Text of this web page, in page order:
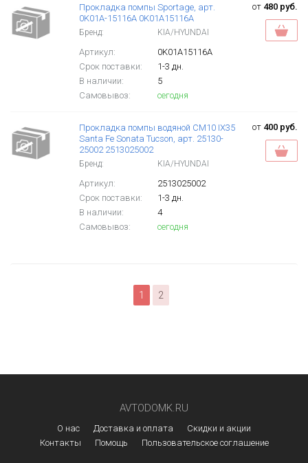
Прокладка помпы Sportage, арт.
0K01A-15116A 0K01A15116A
Бренд: KIA/HYUNDAI
Артикул:
0K01A15116A
Срок поставки:
1-3 дн.
В наличии:
5
Самовывоз:
сегодня
от 480 руб.
Прокладка помпы водяной CM10 IX35
Santa Fe Sonata Tucson, арт. 25130-
25002 2513025002
Бренд: KIA/HYUNDAI
Артикул:
2513025002
Срок поставки:
1-3 дн.
В наличии:
4
Самовывоз:
сегодня
от 400 руб.
1 2
AVTODOMK.RU
О нас Доставка и оплата
Скидки и акции
Контакты
Помощь Пользовательское соглашение